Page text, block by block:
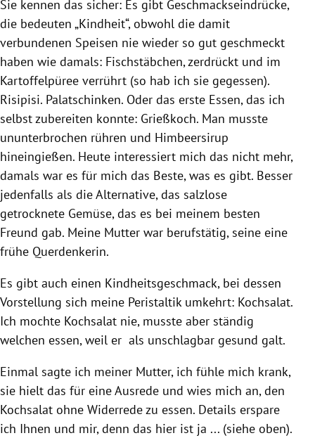
Sie kennen das sicher: Es gibt Geschmackseindrücke,
die bedeuten „Kindheit“, obwohl die damit
verbundenen Speisen nie wieder so gut geschmeckt
haben wie damals: Fischstäbchen, zerdrückt und im
Kartoffelpüree verrührt (so hab ich sie gegessen).
Risipisi. Palatschinken. Oder das erste Essen, das ich
selbst zubereiten konnte: Grießkoch. Man musste
ununterbrochen rühren und Himbeersirup
hineingießen. Heute interessiert mich das nicht mehr,
damals war es für mich das Beste, was es gibt. Besser
jedenfalls als die Alternative, das salzlose
getrocknete Gemüse, das es bei meinem besten
Freund gab. Meine Mutter war berufstätig, seine eine
frühe Querdenkerin.
Es gibt auch einen Kindheitsgeschmack, bei dessen
Vorstellung sich meine Peristaltik umkehrt: Kochsalat.
Ich mochte Kochsalat nie, musste aber ständig
welchen essen, weil er als unschlagbar gesund galt.
Einmal sagte ich meiner Mutter, ich fühle mich krank,
sie hielt das für eine Ausrede und wies mich an, den
Kochsalat ohne Widerrede zu essen. Details erspare
ich Ihnen und mir, denn das hier ist ja ... (siehe oben).